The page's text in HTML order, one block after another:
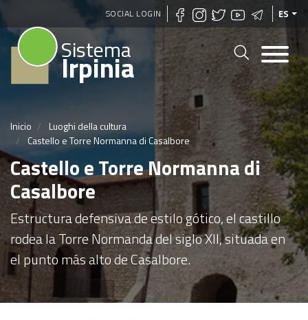
Pasar
al
contenido
principal
SOCIAL LOGIN ES
Sistema
Irpinia
Inicio
Luoghi della cultura
Castello e Torre Normanna di Casalbore
Castello e Torre Normanna di
Casalbore
Estructura defensiva de estilo gótico, el castillo
rodea la Torre Normanda del siglo XII, situada en
el punto más alto de Casalbore.